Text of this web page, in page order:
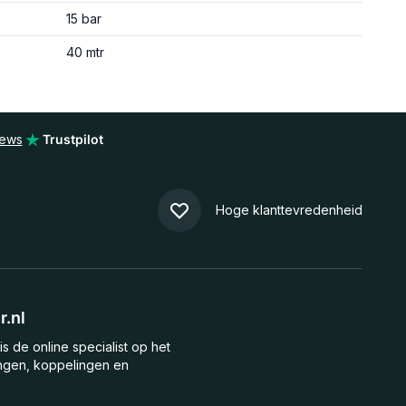
15 bar
40 mtr
Trustpilot
Hoge klanttevredenheid
de online specialist op het
koppelingen en